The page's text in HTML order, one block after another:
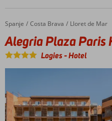
Home
Spanje Costa Brava Lloret de Mar
Alegria Plaza Paris Hotel
Alegria Plaza Paris
Logies-Hotel